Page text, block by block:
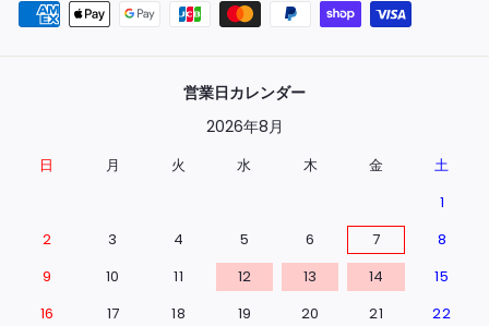
営業日カレンダー
2026年8月
日 月 火 水 木 金
土
1
2
3 4 5 6 7
8
9
10 11 12 13 14
15
16
17 18 19 20 21
22